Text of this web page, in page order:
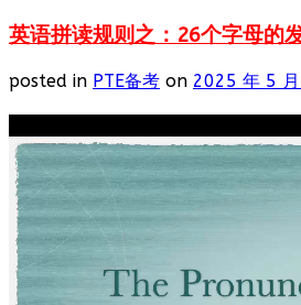
英语拼读规则之：26个字母的
posted in PTE备考 on 2025 年 5